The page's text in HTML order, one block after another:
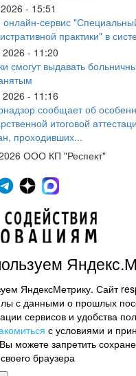
- 15:51
сервис
практики" в
- 11:20
смогут выдавать
- 11:16
сообщает об
итоговой
проходивших...
ООО КП "Респект"
ул. 50 лет СССР, д.48
70
информация
персональных
ЯндексМетрику. Сайт
с данными о прошлых
сервисов и удобства
с условиями и
можете запретить
браузера